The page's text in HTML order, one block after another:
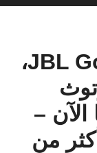
من
لقد قمت بمراجعة JBL Go 5،
–
من